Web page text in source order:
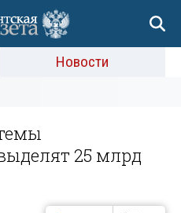
Новости
25 млрд